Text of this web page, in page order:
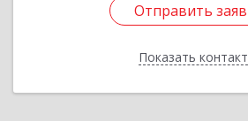
Отправить
Показать
Отправить
Назад